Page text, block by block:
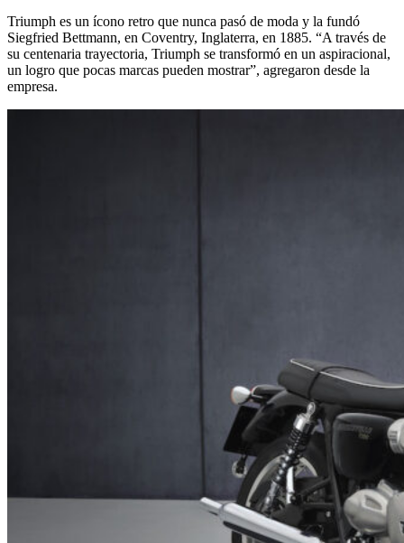
Triumph es un ícono retro que nunca pasó de moda y la fundó
Siegfried Bettmann, en Coventry, Inglaterra, en 1885. “A través de
su centenaria trayectoria, Triumph se transformó en un aspiracional,
un logro que pocas marcas pueden mostrar”, agregaron desde la
empresa.